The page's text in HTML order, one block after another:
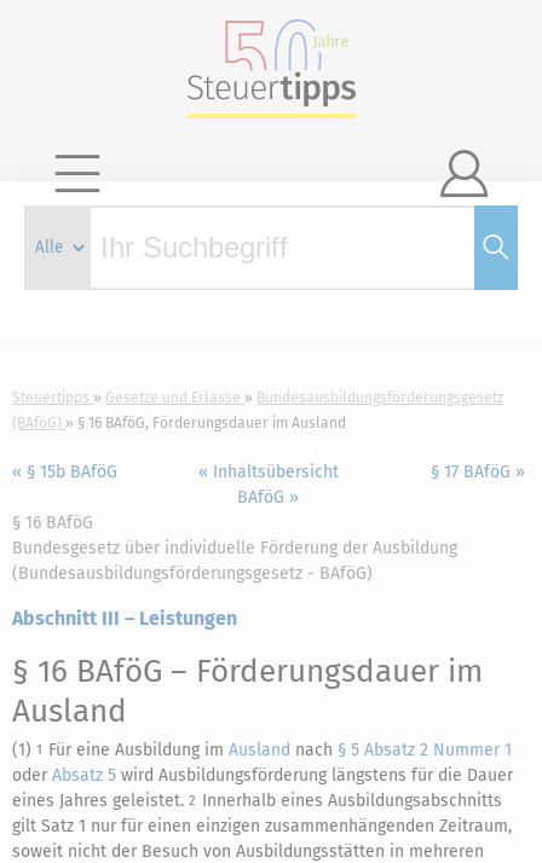

Steuertipps Gesetze und Erlasse
Bundesausbildungsförderungsgesetz
(BAföG)
§ 16 BAföG, Förderungsdauer im Ausland
« § 15b BAföG
« Inhaltsübersicht
BAföG »
§ 17 BAföG »
§ 16 BAföG
Bundesgesetz über individuelle Förderung der Ausbildung
(Bundesausbildungsförderungsgesetz - BAföG)
Abschnitt III – Leistungen
§ 16 BAföG – Förderungsdauer im
Ausland
(1) 1 Für eine Ausbildung im Ausland nach § 5 Absatz 2 Nummer 1
oder Absatz 5 wird Ausbildungsförderung längstens für die Dauer
eines Jahres geleistet. 2 Innerhalb eines Ausbildungsabschnitts
gilt Satz 1 nur für einen einzigen zusammenhängenden Zeitraum,
soweit nicht der Besuch von Ausbildungsstätten in mehreren